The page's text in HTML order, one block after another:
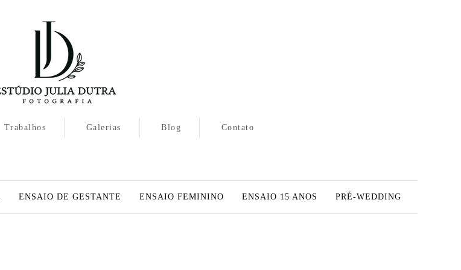
Trabalhos Galerias Blog Contato
ENSAIO DE GESTANTE ENSAIO FEMININO ENSAIO 15 ANOS PRÉ-WEDDING